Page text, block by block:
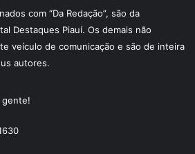
com “Da Redação”, são da
Destaques Piauí. Os demais não
veículo de comunicação e são de inteira
autores.
gente!